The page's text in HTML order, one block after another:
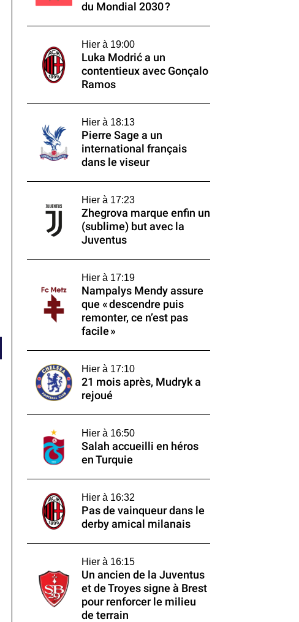
du Mondial 2030 ?
Hier à 19:00
Luka Modrić a un
contentieux avec Gonçalo
Ramos
Hier à 18:13
Pierre Sage a un
international français
dans le viseur
Hier à 17:23
Zhegrova marque enfin un
(sublime) but avec la
Juventus
Hier à 17:19
Nampalys Mendy assure
que « descendre puis
remonter, ce n’est pas
facile »
Hier à 17:10
21 mois après, Mudryk a
rejoué
Hier à 16:50
Salah accueilli en héros
en Turquie
Hier à 16:32
Pas de vainqueur dans le
derby amical milanais
Hier à 16:15
Un ancien de la Juventus
et de Troyes signe à Brest
pour renforcer le milieu
de terrain